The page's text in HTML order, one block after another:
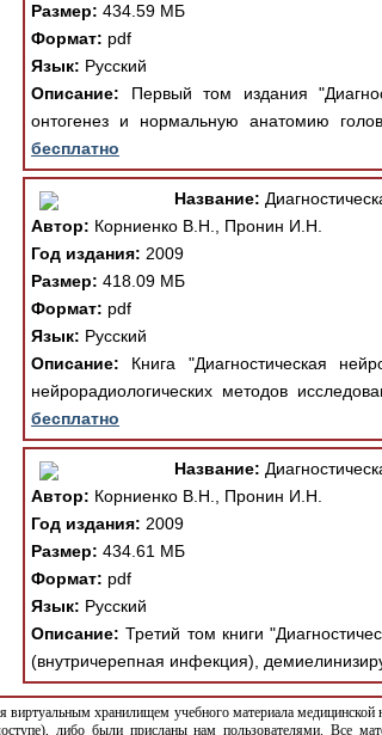
Размер: 434.59 МБ
Формат: pdf
Язык: Русский
Описание: Первый том издания
онтогенез и нормальную анатомию
бесплатно
Название:
Автор: Корниенко В.Н., Пронин И.Н.
Год издания: 2009
Размер: 418.09 МБ
Формат: pdf
Язык: Русский
Описание: Книга "Диагностическая
нейрорадиологических методов
бесплатно
Название:
Автор: Корниенко В.Н., Пронин И.Н.
Год издания: 2009
Размер: 434.61 МБ
Формат: pdf
Язык: Русский
Описание: Третий том книги
(внутричерепная инфекция),
виртуальным хранилищем учебного материала
либо были присланы нам пользователями. Все